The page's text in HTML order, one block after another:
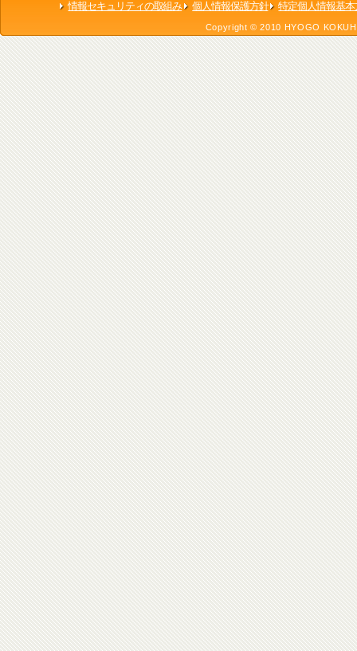
情報セキュリティの取組み 個人情報保護方針 特定個人情報基本
Copyright © 2010 HYOGO